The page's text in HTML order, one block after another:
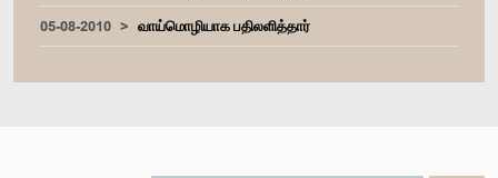
05-08-2010
வாய்மொழியாக பதிலளித்தார்